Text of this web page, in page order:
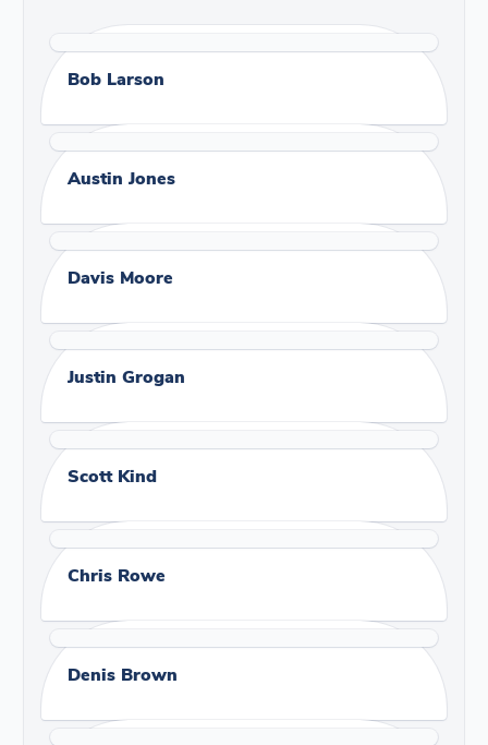
Bob Larson
Austin Jones
Davis Moore
Justin Grogan
Scott Kind
Chris Rowe
Denis Brown